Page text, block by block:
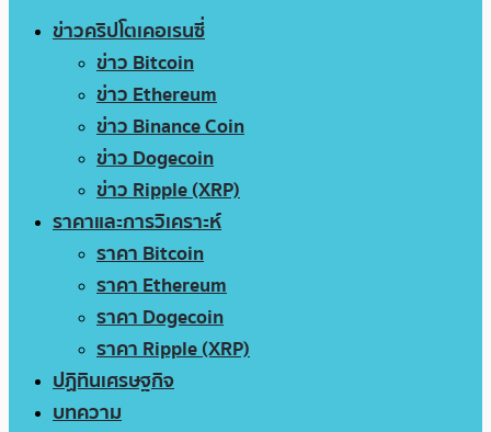
ข่าวคริปโตเคอเรนซี่
ข่าว Bitcoin
ข่าว Ethereum
ข่าว Binance Coin
ข่าว Dogecoin
ข่าว Ripple (XRP)
ราคาและการวิเคราะห์
ราคา Bitcoin
ราคา Ethereum
ราคา Dogecoin
ราคา Ripple (XRP)
ปฏิทินเศรษฐกิจ
บทความ